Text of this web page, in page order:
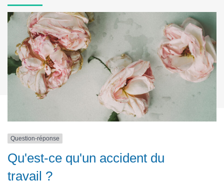
Question-réponse
Qu'est-ce qu'un accident du
travail ?